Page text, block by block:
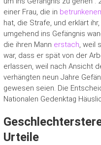
einer Frau, die in
hat, die Strafe, und erklärt
umgehend ins Gefängnis
die ihren Mann erstach, weil
war, dass er spät von der
erlassen, weil nach Ansicht
verhängten neun Jahre
gewesen seien. Die
Nationalen Gedenktag
Urteile